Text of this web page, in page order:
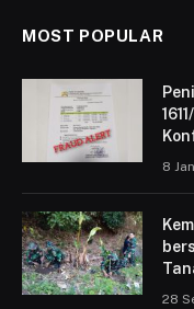
MOST POPULAR
8
28